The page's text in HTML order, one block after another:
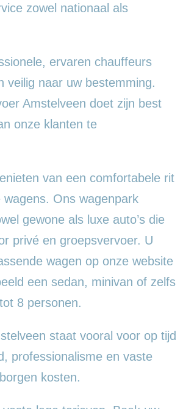
zowel nationaal als
ervaren chauffeurs
veilig naar uw bestemming.
Amstelveen doet zijn best
onze klanten te
van een comfortabele rit
wagens. Ons wagenpark
gewone als luxe auto’s die
privé en groepsvervoer. U
wagen op onze website
een sedan, minivan of zelfs
8 personen.
staat vooral voor op tijd
professionalisme en vaste
kosten.